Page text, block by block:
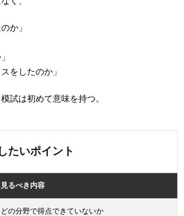
か」
をしたのか」
試は初めて意味を持つ。
たいポイント
見るべき内容
どの分野で得点できていないか